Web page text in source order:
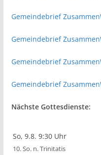
Gemeindebrief
Gemeindebrief
Gemeindebrief
Gemeindebrief Z
Nächste Gottesdienste:
So, 9.8. 9:30 Uhr
10. So. n. Trinitatis